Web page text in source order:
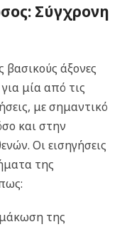
Σύγχρονη
βασικούς άξονες
μία από τις
με σημαντικό
και στην
Οι εισηγήσεις
της
της